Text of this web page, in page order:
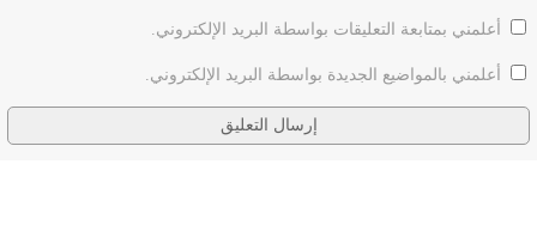
أعلمني بمتابعة التعليقات بواسطة البريد الإلكتروني.
أعلمني بالمواضيع الجديدة بواسطة البريد الإلكتروني.